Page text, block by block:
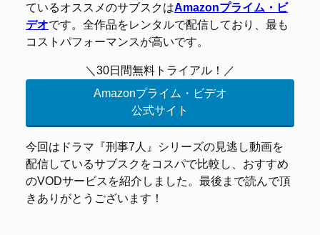
ているオススメのサブスクはAmazonプライム・ビ
デオです。全作品をレンタルで配信しており、最も
コストパフォーマンスが高いです。
＼30日間無料トライアル！／
Amazonプライム・ビデオ
公式サイト
今回はドラマ『刑事7人』シリーズの見逃し動画を
配信しているサブスクをコスパで比較し、おすすめ
のVODサービスを紹介しました。最後まで読んで頂
きありがとうございます！